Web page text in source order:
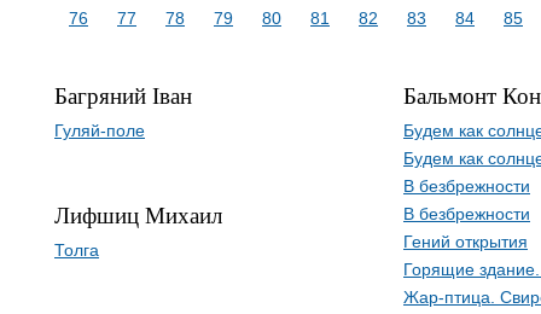
76
77 78 79 80 81 82 83 84 85
Багряний Іван
Гуляй-поле
Лифшиц Михаил
Толга
Бальмонт
Будем как
Будем как
В безбрежности
В безбрежности
Гений открытия
Горящие
Жар-птица.